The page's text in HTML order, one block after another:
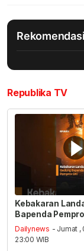
Rekomendasi
Republika TV
Kebakaran
Bapenda
Dailynews - Jumat ,
23:00 WIB